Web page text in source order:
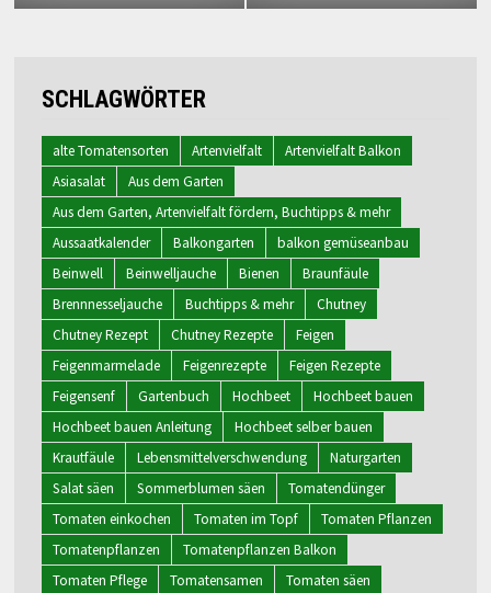
SCHLAGWÖRTER
alte Tomatensorten Artenvielfalt
Artenvielfalt Balkon
Asiasalat
Aus dem Garten
Aus dem Garten, Artenvielfalt fördern, Buchtipps & mehr
Aussaatkalender
Balkongarten
balkon gemüseanbau
Beinwell
Beinwelljauche Bienen
Braunfäule
Brennnesseljauche
Buchtipps & mehr
Chutney
Chutney Rezept
Chutney Rezepte
Feigen
Feigenmarmelade
Feigenrezepte
Feigen Rezepte
Feigensenf
Gartenbuch Hochbeet
Hochbeet bauen
Hochbeet bauen Anleitung
Hochbeet selber bauen
Krautfäule
Lebensmittelverschwendung
Naturgarten
Salat säen
Sommerblumen säen
Tomatendünger
Tomaten einkochen
Tomaten im Topf
Tomaten Pflanzen
Tomatenpflanzen
Tomatenpflanzen Balkon
Tomaten Pflege
Tomatensamen Tomaten säen